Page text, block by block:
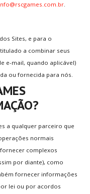
.
Sites, e para o
a combinar seus
e-mail, quando aplicável)
ou fornecida para nós.
a qualquer parceiro que
normais
complexos
por diante), como
fornecer informações
lei ou por acordos